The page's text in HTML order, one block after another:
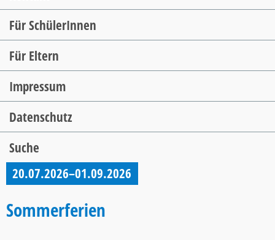
Für SchülerInnen
Für Eltern
Impressum
Datenschutz
Suche
20.07.2026–01.09.2026
Sommerferien